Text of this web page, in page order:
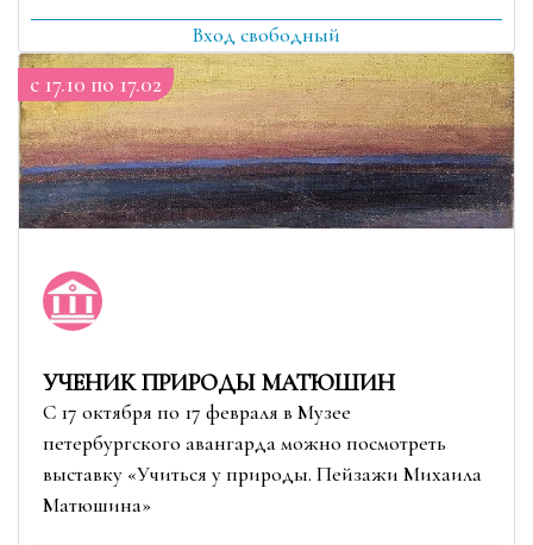
Вход свободный
c 17.10 по 17.02
УЧЕНИК ПРИРОДЫ МАТЮШИН
С 17 октября по 17 февраля в Музее
петербургского авангарда можно посмотреть
выставку «Учиться у природы. Пейзажи Михаила
Матюшина»